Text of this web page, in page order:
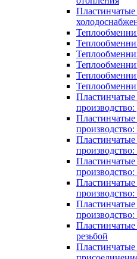
производство:
резьбой
Пластинчатые